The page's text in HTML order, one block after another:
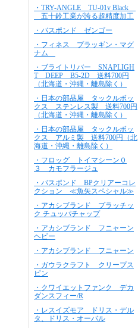
・TRY-ANGLE TU-01v Black
五十鈴工業が誇る超精度加工
・バスポンド ゼンゴー
・フィネス プラッギン・マグ
ナム
・ブライトリバー SNAPLIGH
T DEEP B5-2D 送料700円
（北海道・沖縄・離島除く）
・日本の部品屋 タックルボッ
クス ステンレス製 送料700円
（北海道・沖縄・離島除く）
・日本の部品屋 タックルボッ
クス アルミ製 送料700円（北
海道・沖縄・離島除く）
・フロッグ トイマシーン０
３ カモフラージュ
・バスポンド BPクリアーコレ
クション ≪魚矢スペシャル≫
・アカシブランド プラッチッ
ク チュッパチャップ
・アカシブランド フニャーン
ヘビー
・アカシブランド フニャーン
・ガウラクラフト クリープス
ピン
・クワイエットファンク デカ
ダンスフィー/R
・レスイズモア ドリス・デル
タ、ドリス・オーバル